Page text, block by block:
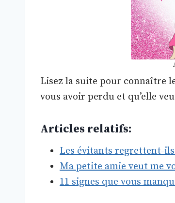
Lisez la suite pour connaître
vous avoir perdu et qu’elle
Articles relatifs:
Les évitants regrettent-
Ma petite amie veut me
11 signes que vous